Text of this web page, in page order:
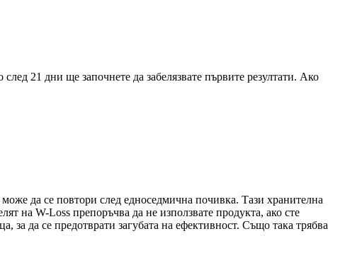
21 дни ще започнете да забелязвате първите резултати. Ако
да се повтори след едноседмична почивка. Тази хранителна
на W-Loss препоръчва да не използвате продукта, ако сте
за да се предотврати загубата на ефективност. Също така трябва